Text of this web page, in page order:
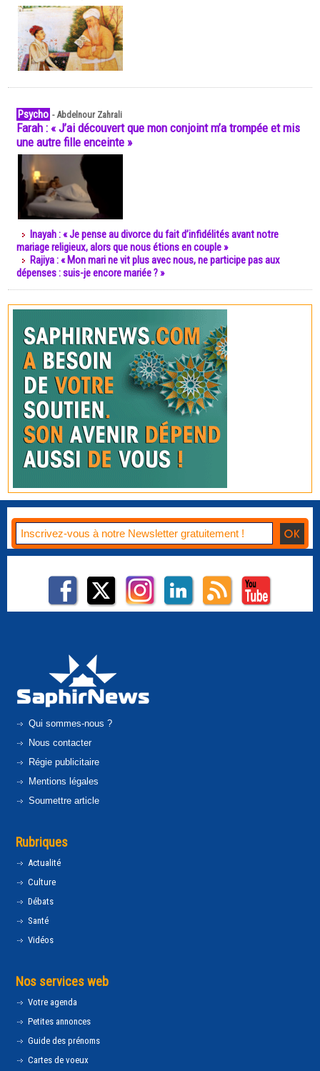
Psycho -Abdelnour Zahrali
Farah : « J’ai découvert que mon conjoint m’a trompée et mis
une autre fille enceinte »
Inayah : « Je pense au divorce du fait d’infidélités avant notre
mariage religieux, alors que nous étions en couple »
Rajiya : « Mon mari ne vit plus avec nous, ne participe pas aux
dépenses : suis-je encore mariée ? »
Qui sommes-nous ?
Nous contacter
Régie publicitaire
Mentions légales
Soumettre article
Rubriques
Actualité
Culture
Débats
Santé
Vidéos
Nos services web
Votre agenda
Petites annonces
Guide des prénoms
Cartes de voeux